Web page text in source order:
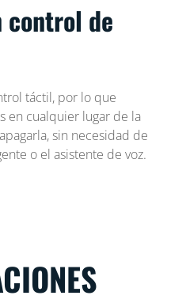
control de
táctil, por lo que
en cualquier lugar de la
sin necesidad de
o el asistente de voz.